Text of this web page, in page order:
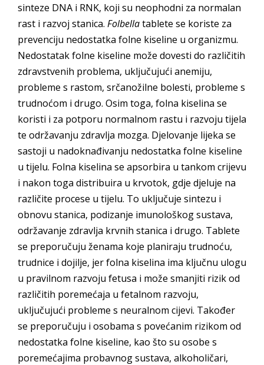
sinteze DNA i RNK, koji su neophodni za normalan
rast i razvoj stanica. Folbellatablete se koriste za
prevenciju nedostatka folne kiseline u organizmu.
Nedostatak folne kiseline može dovesti do različitih
zdravstvenih problema, uključujući anemiju,
probleme s rastom, srčanožilne bolesti, probleme s
trudnoćom i drugo. Osim toga, folna kiselina se
koristi i za potporu normalnom rastu i razvoju tijela
te održavanju zdravlja mozga. Djelovanje lijeka se
sastoji u nadoknađivanju nedostatka folne kiseline
u tijelu. Folna kiselina se apsorbira u tankom crijevu
i nakon toga distribuira u krvotok, gdje djeluje na
različite procese u tijelu. To uključuje sintezu i
obnovu stanica, podizanje imunološkog sustava,
održavanje zdravlja krvnih stanica i drugo. Tablete
se preporučuju ženama koje planiraju trudnoću,
trudnice i dojilje, jer folna kiselina ima ključnu ulogu
u pravilnom razvoju fetusa i može smanjiti rizik od
različitih poremećaja u fetalnom razvoju,
uključujući probleme s neuralnom cijevi. Također
se preporučuju i osobama s povećanim rizikom od
nedostatka folne kiseline, kao što su osobe s
poremećajima probavnog sustava, alkoholičari,